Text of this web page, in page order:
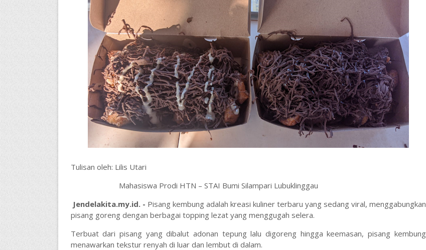
Tulisan oleh: Lilis Utari
Mahasiswa Prodi HTN – STAI Bumi Silampari Lubuklinggau
Jendelakita.my.id. - Pisang kembung adalah kreasi kuliner terbaru yang sedang viral, menggabungkan
pisang goreng dengan berbagai topping lezat yang menggugah selera.
Terbuat dari pisang yang dibalut adonan tepung lalu digoreng hingga keemasan, pisang kembung
menawarkan tekstur renyah di luar dan lembut di dalam.